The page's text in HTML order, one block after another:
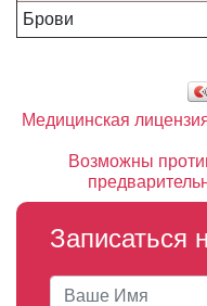
Брови
Медицинская
Возможны
Записаться